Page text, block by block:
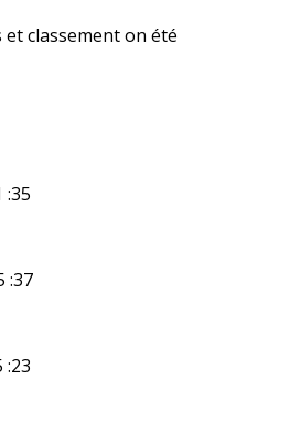
classement on été
:35
:37
:23